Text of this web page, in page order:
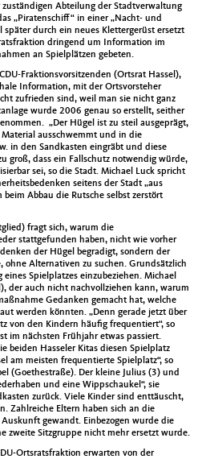
zuständigen Abteilung der Stadtverwaltung
„Piratenschiff“ in einer „Nacht- und
später durch ein neues Klettergerüst ersetzt
dringend um Information im
an Spielplätzen gebeten.
Fraktionsvorsitzenden (Ortsrat Hassel),
Information, mit der Ortsvorsteher
zufrieden sind, weil man sie nicht ganz
wurde 2006 genau so erstellt, seither
„Der Hügel ist zu steil ausgeprägt,
ausschwemmt und in die
in den Sandkasten eingräbt und diese
groß, dass ein Fallschutz notwendig würde,
sei, so die Stadt. Michael Luck spricht
seitens der Stadt „aus
Abbau die Rutsche selbst zerstört
fragt sich, warum die
stattgefunden haben, nicht wie vorher
der Hügel begradigt, sondern der
ohne Alternativen zu suchen. Grundsätzlich
Spielplatzes einzubeziehen. Michael
der auch nicht nachvollziehen kann, warum
Gedanken gemacht hat, welche
werden könnten. „Denn gerade jetzt über
von den Kindern häufig frequentiert“, so
im nächsten Frühjahr etwas passiert.
beiden Hasseler Kitas diesen Spielplatz
am meisten frequentierte Spielplatz“, so
(Goethestraße). Der kleine Julius (3) und
und eine Wippschaukel“, sie
zurück. Viele Kinder sind enttäuscht,
Zahlreiche Eltern haben sich an die
gewandt. Einbezogen wurde die
zweite Sitzgruppe nicht mehr ersetzt wurde.
Ortsratsfraktion erwarten von der